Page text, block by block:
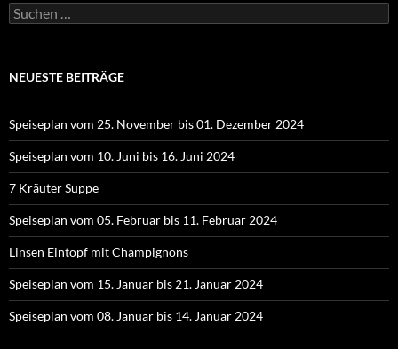
Suchen
nach:
NEUESTE BEITRÄGE
Speiseplan vom 25. November bis 01. Dezember 2024
Speiseplan vom 10. Juni bis 16. Juni 2024
7 Kräuter Suppe
Speiseplan vom 05. Februar bis 11. Februar 2024
Linsen Eintopf mit Champignons
Speiseplan vom 15. Januar bis 21. Januar 2024
Speiseplan vom 08. Januar bis 14. Januar 2024